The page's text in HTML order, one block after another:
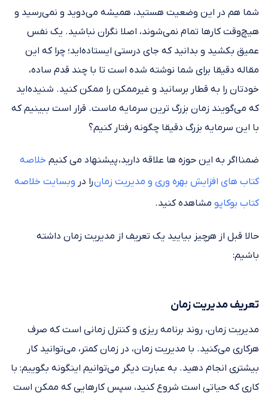
شما هم در این وضعیت هستید، همیشه می‌دوید و نمی‌رسید و
هیچ‌وقت کارها تمام نمی‌شوند، اصلا نگران نباشید. یک نفس
عمیق بکشید و بدانید که جای درستی ایستاده‌اید؛ چرا که این
مقاله دقیقا برای شما نوشته شده است تا با چند قدم ساده،
خودتان را به قطار برسانید و غیرممکن را ممکن کنید. شنیده‌اید
که می‌گویند زمان بزرگ ترین سرمایه ماست. قرار است ببینیم که
با این سرمایه بزرگ دقیقا چگونه رفتار کنیم؟
ضمنا اگر به این حوزه ها علاقه دارید، پیشنهاد می کنیم خلاصه
کتاب های افزایش بهره وری و مدیریت زمانرا در وبسایت خلاصه
کتاب بوکاپو مشاهده کنید.
حالا قبل از هرچیز بیایید یک تعریف از مدیریت زمان داشته
باشیم:
تعریف مدیریت زمان
مدیریت زمان، روند برنامه ریزی و کنترل زمانی است که صرف
هرکاری می‌کنید. با مدیریت زمان، در زمان کمتر، می‌توانید کار
بیشتری انجام ‌دهید. به عبارت دیگر می‌توانیم اینگونه بگوییم: با
کاری که حیاتی است شروع کنید، سپس کارهایی که ممکن است